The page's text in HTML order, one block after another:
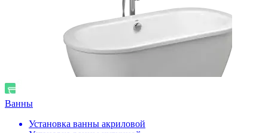
Ванны
Установка ванны акриловой